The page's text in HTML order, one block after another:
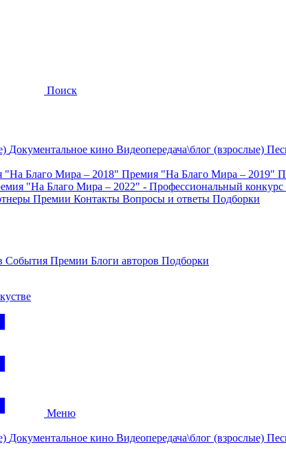
Поиск
Документальное кино Видеопередача\блог (взрослые)
"На Благо Мира – 2018" Премия "На Благо Мира – 2019"
"На Благо Мира – 2022" - Профессиональный конкурс
Премии Контакты Вопросы и ответы Подборки
События Премии Блоги авторов Подборки
Меню
Документальное кино Видеопередача\блог (взрослые)